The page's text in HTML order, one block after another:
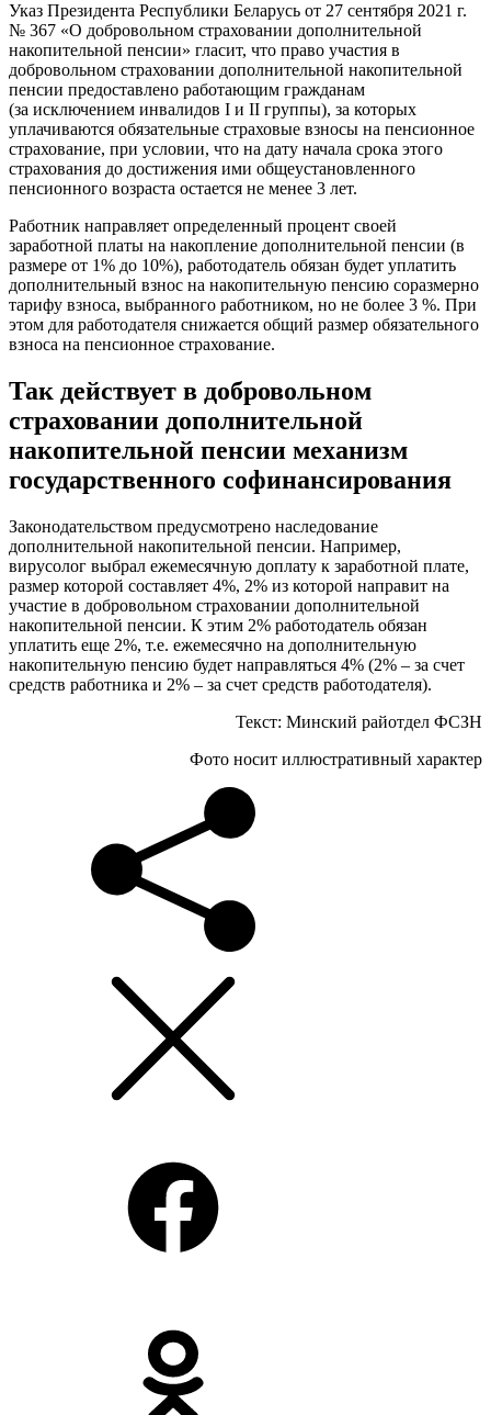
Указ Президента Республики Беларусь от 27 сентября 2021 г.
№ 367 «О добровольном страховании дополнительной
накопительной пенсии» гласит, что право участия в
добровольном страховании дополнительной накопительной
пенсии предоставлено работающим гражданам
(за исключением инвалидов I и II группы), за которых
уплачиваются обязательные страховые взносы на пенсионное
страхование, при условии, что на дату начала срока этого
страхования до достижения ими общеустановленного
пенсионного возраста остается не менее 3 лет.
Работник направляет определенный процент своей
заработной платы на накопление дополнительной пенсии (в
размере от 1% до 10%), работодатель обязан будет уплатить
дополнительный взнос на накопительную пенсию соразмерно
тарифу взноса, выбранного работником, но не более 3 %. При
этом для работодателя снижается общий размер обязательного
взноса на пенсионное страхование.
Так действует в добровольном
страховании дополнительной
накопительной пенсии механизм
государственного софинансирования
Законодательством предусмотрено наследование
дополнительной накопительной пенсии. Например,
вирусолог выбрал ежемесячную доплату к заработной плате,
размер которой составляет 4%, 2% из которой направит на
участие в добровольном страховании дополнительной
накопительной пенсии. К этим 2% работодатель обязан
уплатить еще 2%, т.е. ежемесячно на дополнительную
накопительную пенсию будет направляться 4% (2% – за счет
средств работника и 2% – за счет средств работодателя).
Текст: Минский райотдел ФСЗН
Фото носит иллюстративный характер